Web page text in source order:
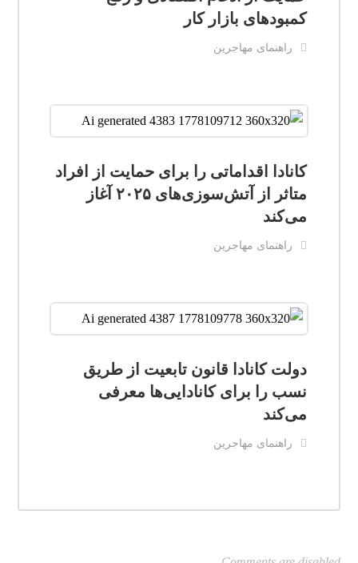
کمبودهای بازار کار
راهنمای مهاجرین
کانادا اقداماتی را برای حمایت از افراد
متاثر از آتش‌سوزی‌های ۲۰۲۵ آغاز
می‌کند
راهنمای مهاجرین
دولت کانادا قانون تابعیت از طریق
نسب را برای کانادایی‌ها معرفی
می‌کند
راهنمای مهاجرین